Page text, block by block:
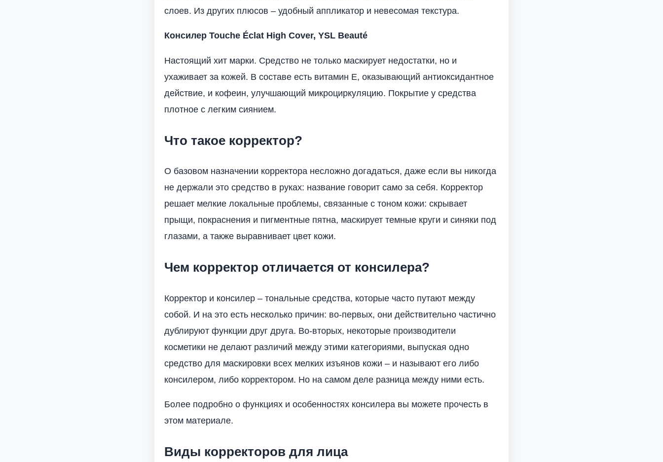
слоев. Из других плюсов – удобный аппликатор и невесомая текстура.
Консилер Touche Éclat High Cover, YSL Beauté
Настоящий хит марки. Средство не только маскирует недостатки, но и
ухаживает за кожей. В составе есть витамин Е, оказывающий антиоксидантное
действие, и кофеин, улучшающий микроциркуляцию. Покрытие у средства
плотное с легким сиянием.
Что такое корректор?
О базовом назначении корректора несложно догадаться, даже если вы никогда
не держали это средство в руках: название говорит само за себя. Корректор
решает мелкие локальные проблемы, связанные с тоном кожи: скрывает
прыщи, покраснения и пигментные пятна, маскирует темные круги и синяки под
глазами, а также выравнивает цвет кожи.
Чем корректор отличается от консилера?
Корректор и консилер – тональные средства, которые часто путают между
собой. И на это есть несколько причин: во-первых, они действительно частично
дублируют функции друг друга. Во-вторых, некоторые производители
косметики не делают различий между этими категориями, выпуская одно
средство для маскировки всех мелких изъянов кожи – и называют его либо
консилером, либо корректором. Но на самом деле разница между ними есть.
Более подробно о функциях и особенностях консилера вы можете прочесть в
этом материале.
Виды корректоров для лица